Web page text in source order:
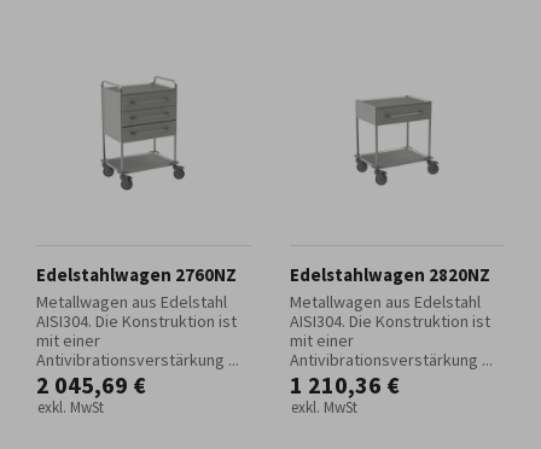
Edelstahlwagen 2760NZ
Metallwagen aus Edelstahl
AISI304. Die Konstruktion ist
mit einer
Antivibrationsverstärkung ...
2 045,69 €
exkl. MwSt
Edelstahlwagen 2820NZ
Metallwagen aus Edelstahl
AISI304. Die Konstruktion ist
mit einer
Antivibrationsverstärkung ...
1 210,36 €
exkl. MwSt